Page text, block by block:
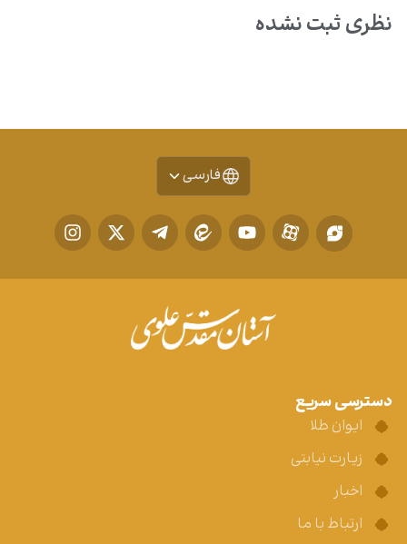
نظری ثبت نشده
فارسی
دسترسی سریع
ایوان طلا
زیارت نیابتی
اخبار
ارتباط با ما